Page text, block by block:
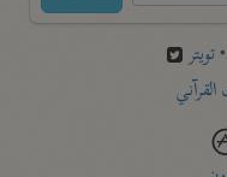
تويتر